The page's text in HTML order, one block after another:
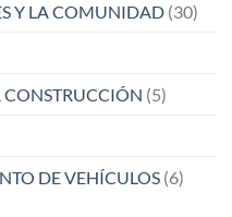
Y LA COMUNIDAD (30)
CONSTRUCCIÓN (5)
DE VEHÍCULOS (6)